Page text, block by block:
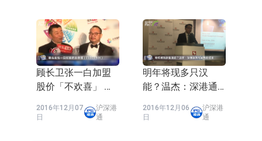
顾长卫张一白加盟
股价「不欢喜」 李
2016年12月07
日
沪深港
通
明年将现多只汉
能？温杰：深港通
2016年12月06
日
沪深港
通